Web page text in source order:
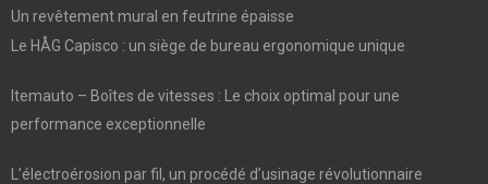
Un revêtement mural en feutrine épaisse
Le HÅG Capisco : un siège de bureau ergonomique unique
Itemauto – Boîtes de vitesses : Le choix optimal pour une
performance exceptionnelle
L’électroérosion par fil, un procédé d’usinage révolutionnaire